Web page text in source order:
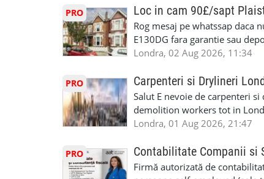
interioare • Permis de
(reprezintă un avantaj
performanță • £200 – £250
posibilități reale de avansare
oră pauză de masă) •
PRO Loc in cam 90£/sapt
Rog mesaj pe whatssap daca
E130DG fara garantie sau
fiecare pat beneficiaza de
saptaminal fara garantie sau
de 1/sapt) -tel- 07440366084
Londra, 02 Aug 2026, 11:34
PRO Carpenteri si Drylineri
Salut E nevoie de carpenteri
demolition workers tot in
Londra, 01 Aug 2026, 21:47
PRO Contabilitate Companii si
Firmă autorizată de